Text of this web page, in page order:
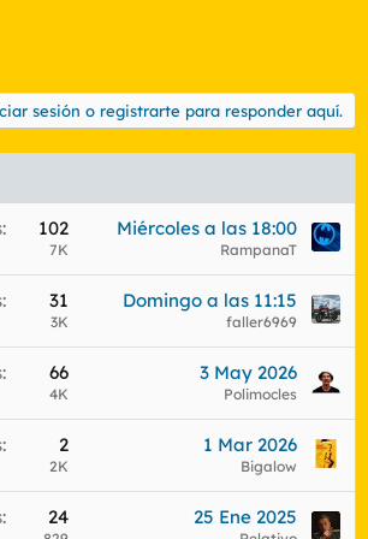
sesión o registrarte para responder aquí.
102
7K
Miércoles a las 18:00
RampanaT
31
3K
Domingo a las 11:15
faller6969
66
4K
3 May 2026
Polimocles
2
2K
1 Mar 2026
Bigalow
24 25 Ene 2025